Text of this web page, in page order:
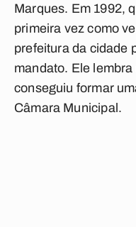
Marques. Em 1992,
primeira vez como
prefeitura da cidade
mandato. Ele
conseguiu formar
Câmara Municipal.